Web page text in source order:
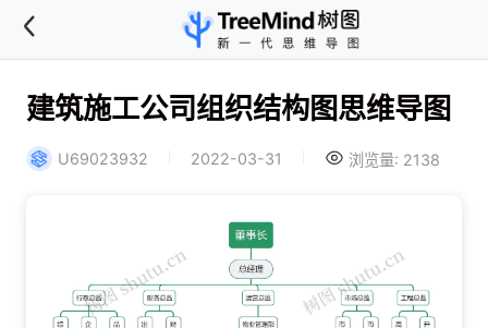
建筑施工公司组织结构图思维导图
U69023932 2022-03-31 浏览量: 2138